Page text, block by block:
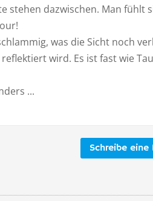
stehen dazwischen. Man fühlt
was die Sicht noch
wird. Es ist fast wie
...
Schreibe eine